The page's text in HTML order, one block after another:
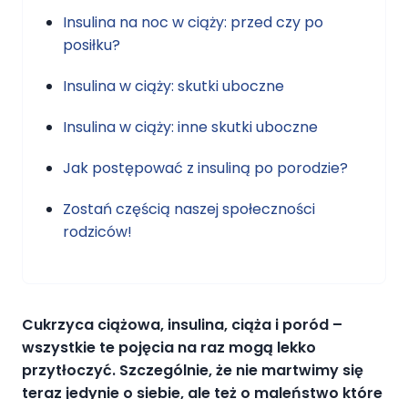
Insulina na noc w ciąży: przed czy po
posiłku?
Insulina w ciąży: skutki uboczne
Insulina w ciąży: inne skutki uboczne
Jak postępować z insuliną po porodzie?
Zostań częścią naszej społeczności
rodziców!
Cukrzyca ciążowa, insulina, ciąża i poród –
wszystkie te pojęcia na raz mogą lekko
przytłoczyć. Szczególnie, że nie martwimy się
teraz jedynie o siebie, ale też o maleństwo które